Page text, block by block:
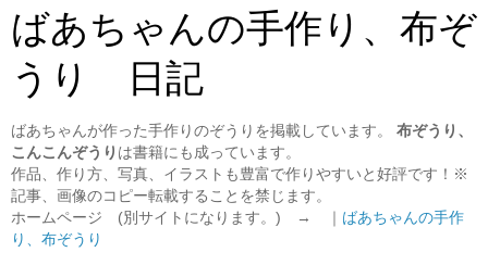
ばあちゃんの手作り、布ぞ
うり 日記
ばあちゃんが作った手作りのぞうりを掲載しています。 布ぞうり、
こんこんぞうり は書籍にも成っています。
作品、作り方、写真、イラストも豊富で作りやすいと好評です！※
記事、画像のコピー転載することを禁じます。
ホームページ (別サイトになります。) → ｜ ばあちゃんの手作
り、布ぞうり